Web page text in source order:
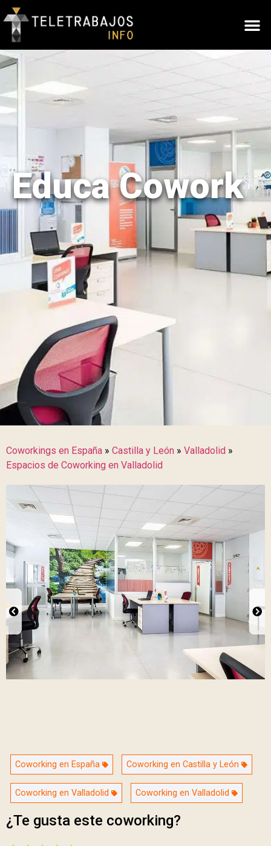
Educa Cowork
Coworkings en España » Castilla y León » Valladolid »
Espacios de Coworking en Valladolid
Coworking en España Coworking en Castilla y León
Coworking en Valladolid Coworking en Valladolid
¿Te gusta este coworking?